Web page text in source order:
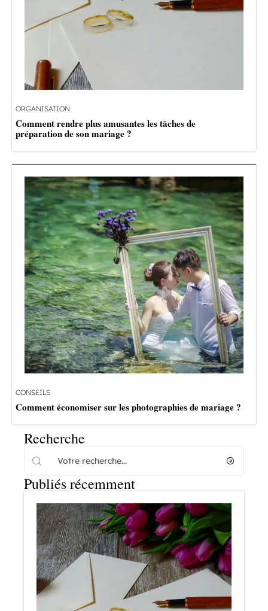
ORGANISATION
Comment rendre plus amusantes les tâches de
préparation de son mariage ?
CONSEILS
Comment économiser sur les photographies de mariage ?
Recherche
Publiés récemment